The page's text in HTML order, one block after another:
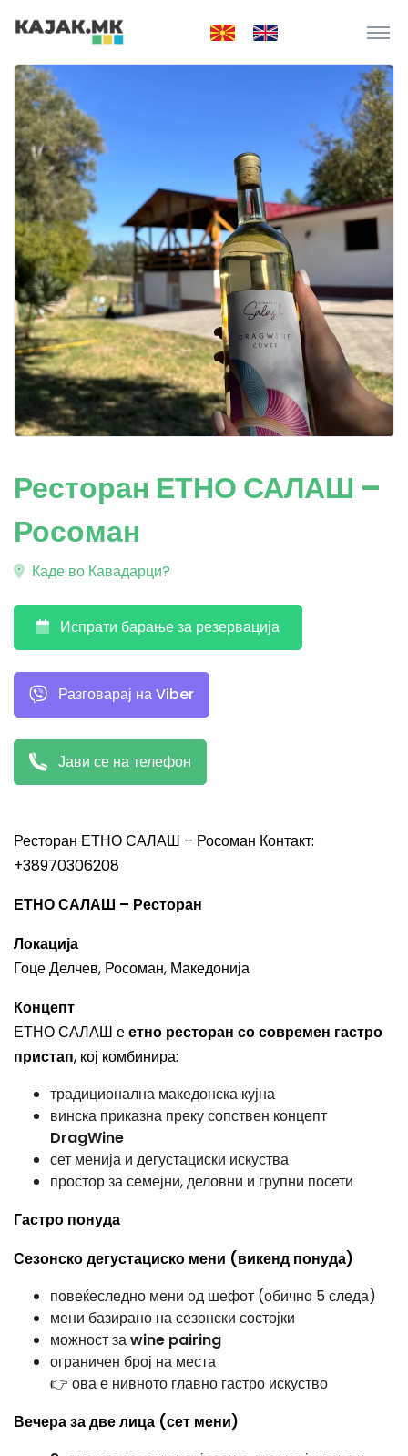
Ресторан ЕТНО САЛАШ –
Росоман
Каде во Кавадарци?
Испрати барање за резервација
Разговарај на Viber
Јави се на телефон
Ресторан ЕТНО САЛАШ – Росоман Контакт:
+38970306208
ЕТНО САЛАШ – Ресторан
Локација
Гоце Делчев, Росоман, Македонија
Концепт
ЕТНО САЛАШ еетно ресторан со современ гастро
пристап, кој комбинира:
традиционална македонска кујна
винска приказна преку сопствен концепт
DragWine
сет менија и дегустациски искуства
простор за семејни, деловни и групни посети
Гастро понуда
Сезонско дегустациско мени (викенд понуда)
повеќеследно мени од шефот (обично 5 следа)
мени базирано на сезонски состојки
можност заwine pairing
ограничен број на места
👉 ова е нивното главно гастро искуство
Вечера за две лица (сет мени)